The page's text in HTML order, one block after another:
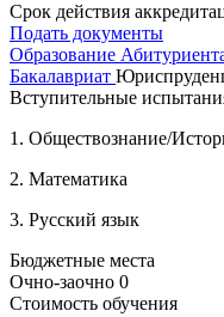
Срок действия
Подать документы
Образование
Бакалавриат
Вступительные
1. Обществознание/
2. Математика
3. Русский язык
Бюджетные места
Очно-заочно 0
Стоимость обучения